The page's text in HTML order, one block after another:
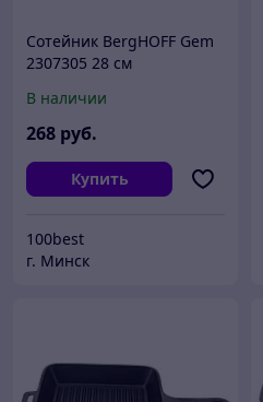
Сотейник BergHOFF Gem
2307305 28 см
В наличии
268 руб.
Купить
100best
г. Минск